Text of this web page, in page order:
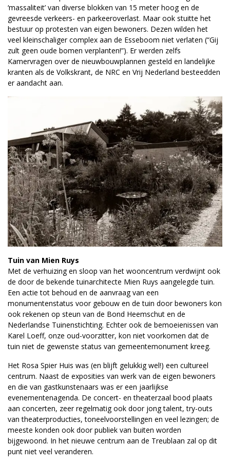
‘massaliteit’ van diverse blokken van 15 meter hoog en de
gevreesde verkeers- en parkeeroverlast. Maar ook stuitte het
bestuur op protesten van eigen bewoners. Dezen wilden het
veel kleinschaliger complex aan de Esseboom niet verlaten (“Gij
zult geen oude bomen verplanten!”). Er werden zelfs
Kamervragen over de nieuwbouwplannen gesteld en landelijke
kranten als de Volkskrant, de NRC en Vrij Nederland besteedden
er aandacht aan.
Tuin van Mien Ruys
Met de verhuizing en sloop van het wooncentrum verdwijnt ook
de door de bekende tuinarchitecte Mien Ruys aangelegde tuin.
Een actie tot behoud en de aanvraag van een
monumentenstatus voor gebouw en de tuin door bewoners kon
ook rekenen op steun van de Bond Heemschut en de
Nederlandse Tuinenstichting. Echter ook de bemoeienissen van
Karel Loeff, onze oud-voorzitter, kon niet voorkomen dat de
tuin niet de gewenste status van gemeentemonument kreeg.
Het Rosa Spier Huis was (en blijft gelukkig wel!) een cultureel
centrum. Naast de exposities van werk van de eigen bewoners
en die van gastkunstenaars was er een jaarlijkse
evenementenagenda. De concert- en theaterzaal bood plaats
aan concerten, zeer regelmatig ook door jong talent, try-outs
van theaterproducties, toneelvoorstellingen en veel lezingen; de
meeste konden ook door publiek van buiten worden
bijgewoond. In het nieuwe centrum aan de Treub­laan zal op dit
punt niet veel veranderen.